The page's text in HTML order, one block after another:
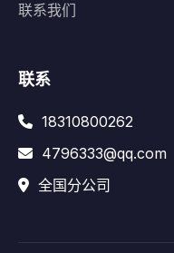
联系我们
联系
18310800262
4796333@qq.com
全国分公司